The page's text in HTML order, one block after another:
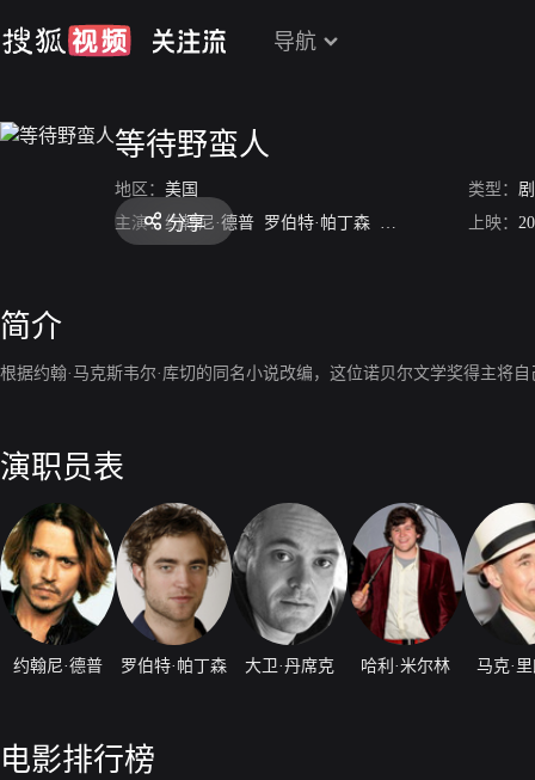
导航
等待野蛮人
地区： 美国 类型：
主演： 约翰尼·德普 罗伯特·帕丁森 大卫·丹席克 哈利·
上映：
分享
简介
根据约翰·马克斯韦尔·库切的同名小说改编，这位诺贝尔文学奖得主将
演职员表
约翰尼·德普 罗伯特·帕丁森 大卫·丹席克 哈利·米尔林 马克·
电影排行榜